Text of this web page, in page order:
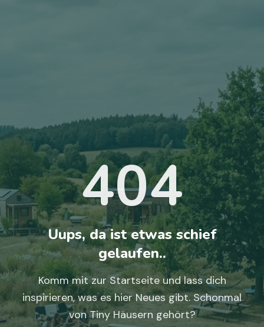
404
Uups, da ist etwas schief
gelaufen..
Komm mit zur Startseite und lass dich
inspirieren, was es hier Neues gibt. Schonmal
von Tiny Häusern gehört?